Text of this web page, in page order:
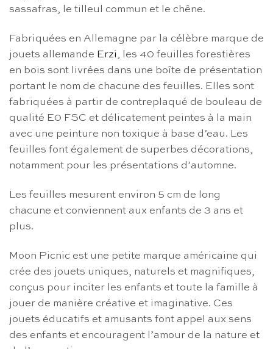
sassafras, le tilleul commun et le chêne.
Fabriquées en Allemagne par la célèbre marque de
jouets allemande Erzi, les 40 feuilles forestières
en bois sont livrées dans une boîte de présentation
portant le nom de chacune des feuilles. Elles sont
fabriquées à partir de contreplaqué de bouleau de
qualité E0 FSC et délicatement peintes à la main
avec une peinture non toxique à base d’eau. Les
feuilles font également de superbes décorations,
notamment pour les présentations d’automne.
Les feuilles mesurent environ 5 cm de long
chacune et conviennent aux enfants de 3 ans et
plus.
Moon Picnic est une petite marque américaine qui
crée des jouets uniques, naturels et magnifiques,
conçus pour inciter les enfants et toute la famille à
jouer de manière créative et imaginative. Ces
jouets éducatifs et amusants font appel aux sens
des enfants et encouragent l’amour de la nature et